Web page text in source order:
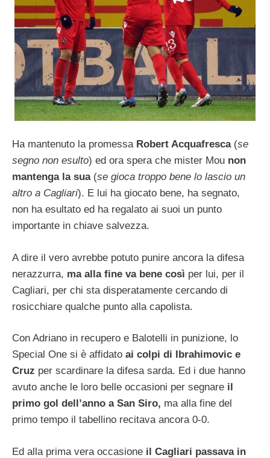
Ha mantenuto la promessa Robert Acquafresca(se
segno non esulto) ed ora spera che mister Mou non
mantenga la sua(se gioca troppo bene lo lascio un
altro a Cagliari). E lui ha giocato bene, ha segnato,
non ha esultato ed ha regalato ai suoi un punto
importante in chiave salvezza.
A dire il vero avrebbe potuto punire ancora la difesa
nerazzurra, ma alla fine va bene così per lui, per il
Cagliari, per chi sta disperatamente cercando di
rosicchiare qualche punto alla capolista.
Con Adriano in recupero e Balotelli in punizione, lo
Special One si è affidato ai colpi di Ibrahimovic e
Cruz per scardinare la difesa sarda. Ed i due hanno
avuto anche le loro belle occasioni per segnare il
primo gol dell’anno a San Siro, ma alla fine del
primo tempo il tabellino recitava ancora 0-0.
Ed alla prima vera occasione il Cagliari passava in